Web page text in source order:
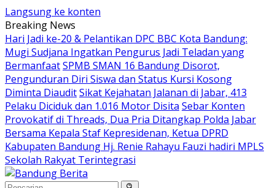
Langsung ke konten
Breaking News
Hari Jadi ke-20 & Pelantikan DPC BBC Kota Bandung:
Mugi Sudjana Ingatkan Pengurus Jadi Teladan yang
BermanfaatSPMB SMAN 16 Bandung Disorot,
Pengunduran Diri Siswa dan Status Kursi Kosong
Diminta DiauditSikat Kejahatan Jalanan di Jabar, 413
Pelaku Diciduk dan 1.016 Motor Disita Sebar Konten
Provokatif di Threads, Dua Pria Ditangkap Polda Jabar
Bersama Kepala Staf Kepresidenan, Ketua DPRD
Kabupaten Bandung Hj. Renie Rahayu Fauzi hadiri MPLS
Sekolah Rakyat Terintegrasi